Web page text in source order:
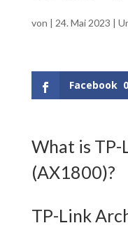
von | 24. Mai 2023 |
Facebook 0
What is
(AX1800)?
TP-Link